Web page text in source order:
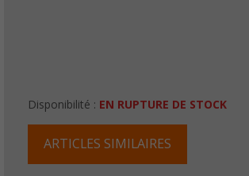
Disponibilité : EN RUPTURE DE STOCK
ARTICLES SIMILAIRES